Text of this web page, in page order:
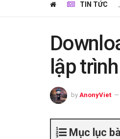
TIN TỨC
lập
by AnonyViet
Mục lục